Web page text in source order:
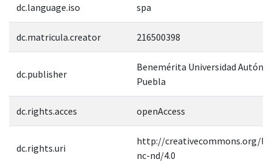
dc.language.iso spa
dc.matricula.creator 216500398
dc.publisher
Benemérita Universidad
Puebla
dc.rights.acces openAccess
dc.rights.uri
http://creativecommons.org/
nc-nd/4.0